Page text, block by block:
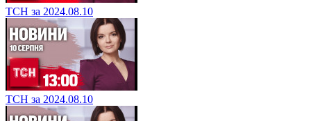
ТСН за 2024.08.10
ТСН за 2024.08.10